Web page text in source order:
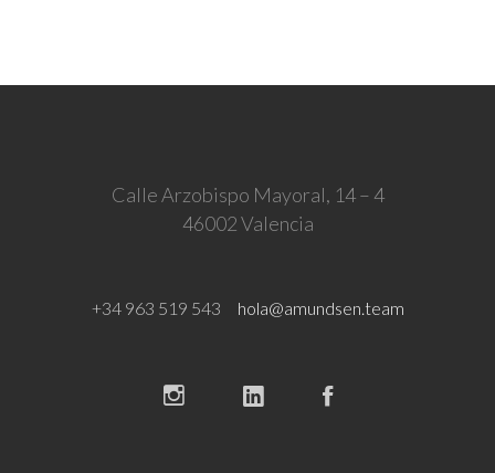
Calle Arzobispo Mayoral, 14 – 4
46002 Valencia
+34 963 519 543 hola@amundsen.team